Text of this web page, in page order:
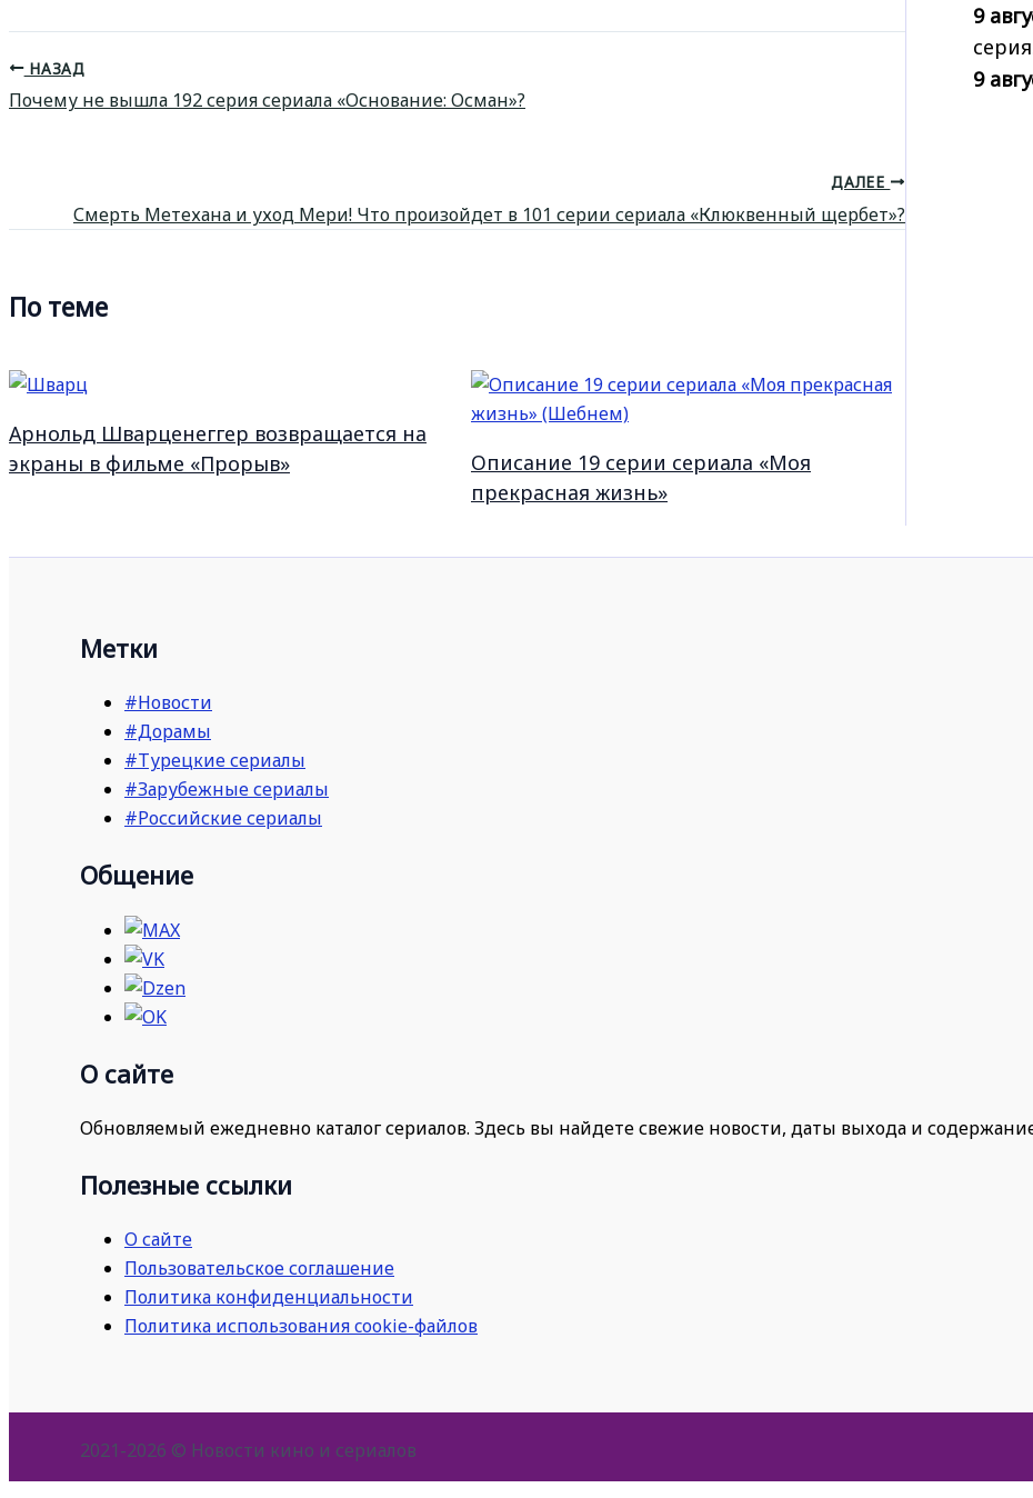
НАЗАД
Почему не вышла 192 серия сериала «Основание: Осман»?
ДАЛЕЕ
Смерть Метехана и уход Мери! Что произойдет в 101 серии сериала «Клюквенный щербет»?
По теме
Арнольд Шварценеггер возвращается на
экраны в фильме «Прорыв»
Описание 19 серии сериала «Моя
прекрасная жизнь»
9
9
Метки
#Новости
#Дорамы
#Турецкие сериалы
#Зарубежные сериалы
#Российские сериалы
Общение
О сайте
Обновляемый ежедневно каталог сериалов. Здесь вы найдете свежие новости, даты выхода и
Полезные ссылки
О сайте
Пользовательское соглашение
Политика конфиденциальности
Политика использования cookie-файлов
2021-2026 © Новости кино и сериалов